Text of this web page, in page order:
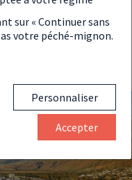
sur « Continuer sans
votre péché-mignon.
Personnaliser
Accepter